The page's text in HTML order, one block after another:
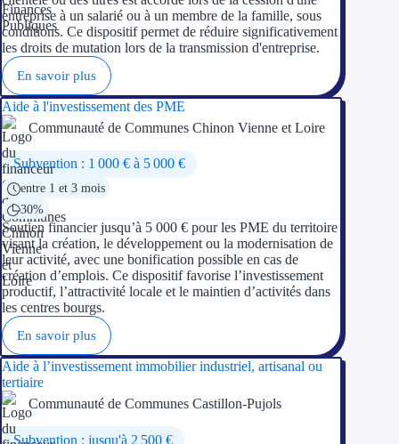
entreprise à un salarié ou à un membre de la famille, sous
conditions. Ce dispositif permet de réduire significativement
les droits de mutation lors de la transmission d'entreprise.
En savoir plus
Aide à l'investissement des PME
Communauté de Communes Chinon Vienne et Loire
Subvention : 1 000 € à 5 000 €
entre 1 et 3 mois
30%
Soutien financier jusqu’à 5 000 € pour les PME du territoire
visant la création, le développement ou la modernisation de
leur activité, avec une bonification possible en cas de
création d’emplois. Ce dispositif favorise l’investissement
productif, l’attractivité locale et le maintien d’activités dans
les centres bourgs.
En savoir plus
Aide à l’investissement immobilier industriel, artisanal ou
tertiaire
Communauté de Communes Castillon-Pujols
Subvention : jusqu'à 2 500 €